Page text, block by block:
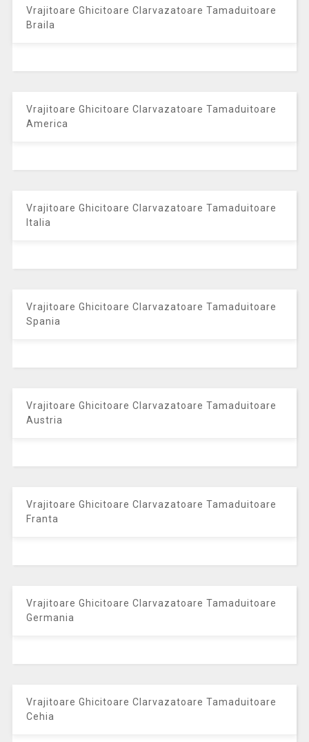
Vrajitoare Ghicitoare Clarvazatoare Tamaduitoare
Braila
Vrajitoare Ghicitoare Clarvazatoare Tamaduitoare
America
Vrajitoare Ghicitoare Clarvazatoare Tamaduitoare
Italia
Vrajitoare Ghicitoare Clarvazatoare Tamaduitoare
Spania
Vrajitoare Ghicitoare Clarvazatoare Tamaduitoare
Austria
Vrajitoare Ghicitoare Clarvazatoare Tamaduitoare
Franta
Vrajitoare Ghicitoare Clarvazatoare Tamaduitoare
Germania
Vrajitoare Ghicitoare Clarvazatoare Tamaduitoare
Cehia